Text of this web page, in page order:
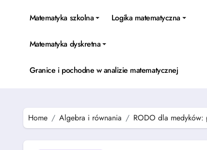
Matematyka szkolna Logika matematyczna
Matematyka dyskretna
Granice i pochodne w analizie matematycznej
Home Algebra i równania RODO dla medyków: